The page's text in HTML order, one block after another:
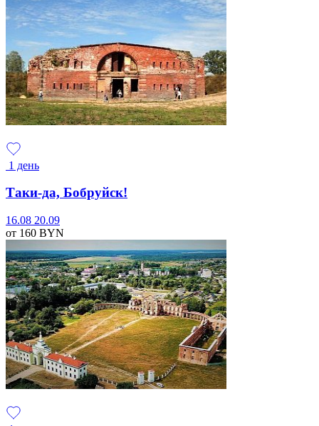
1 день
Таки-да, Бобруйск!
16.08 20.09
от 160 BYN